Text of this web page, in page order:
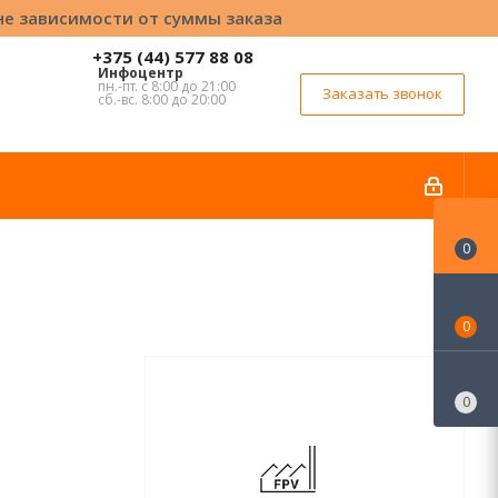
зависимости от суммы заказа
+375 (44) 577 88 08
Инфоцентр
пн.-пт. с 8:00 до 21:00
сб.-вс. 8:00 до 20:00 Заказать звонок
0
0
0